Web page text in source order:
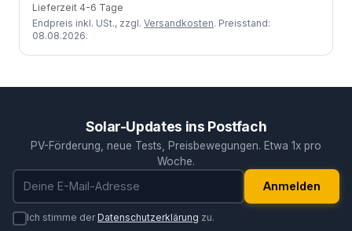
Lieferzeit 4-6 Tage
Endpreis inkl. USt., zzgl. Versandkosten. Preisstand:
08.08.2026.
Solar-Updates ins Postfach
PV-Förderung, neue Tests, Preisbewegungen. Etwa 1x pro
Woche.
E-Mail-Adresse
Anmelden
Ich stimme derDatenschutzerklärung zu.